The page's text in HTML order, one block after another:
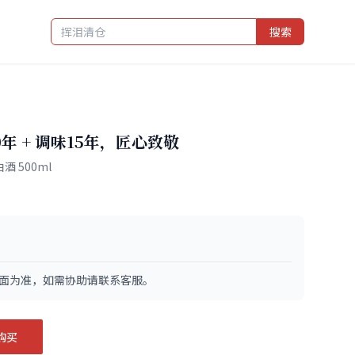
搜索
+ 调味15年，匠心致敬
酒 500ml
准，如需协助请联系客服。
买